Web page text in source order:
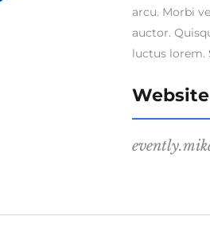
arcu. Morbi
auctor.
luctus lorem.
Website